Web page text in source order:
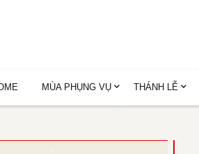
MÙA PHỤNG VỤ THÁNH LỄ